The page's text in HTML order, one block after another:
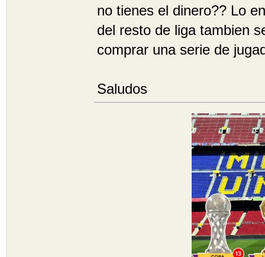
no tienes el dinero?? Lo
del resto de liga tambien
comprar una serie de
Saludos